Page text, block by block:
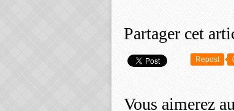
Partager cet
Repost
Vous aimerez